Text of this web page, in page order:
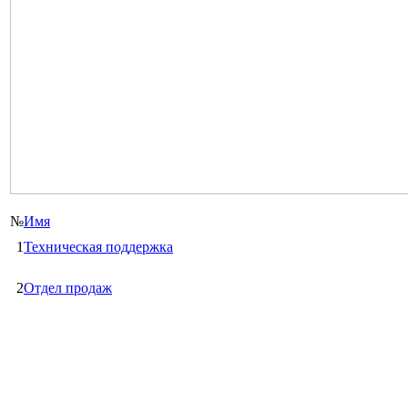
№Имя
1Техническая поддержка
2Отдел продаж